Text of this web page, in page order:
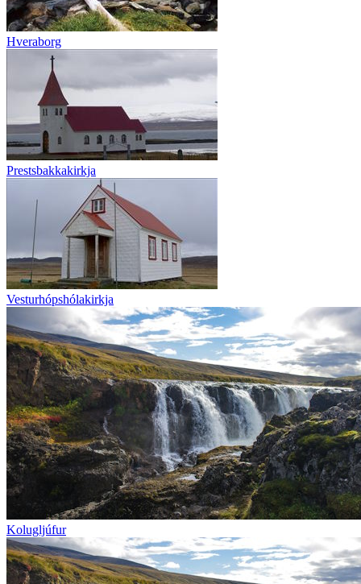
Hveraborg
Prestsbakkakirkja
Vesturhópshólakirkja
Kolugljúfur